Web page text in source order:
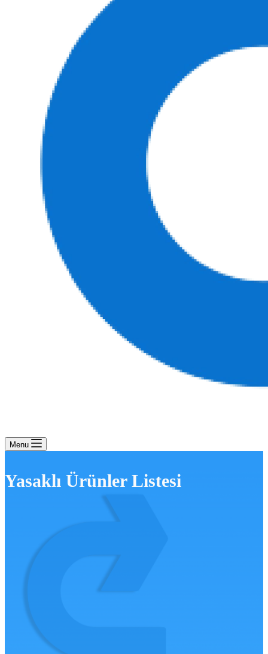
Menu
Yasaklı Ürünler Listesi